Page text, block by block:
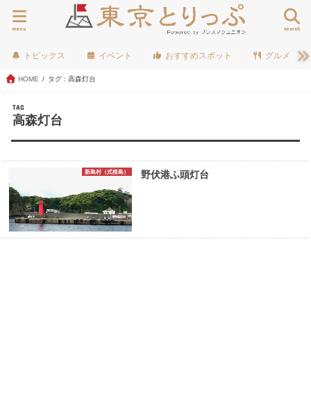
search
menu
トピックス イベント おすすめスポット グルメ
HOME タグ : 高森灯台
TAG
高森灯台
新島村（式根島） 野伏港ふ頭灯台